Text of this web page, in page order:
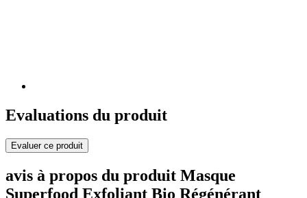
Evaluations du produit
Evaluer ce produit
avis à propos du produit Masque
Superfood Exfoliant Bio Régénérant